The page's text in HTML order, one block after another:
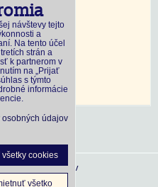
osobných údajov
návštevy tejto
a
Na tento účel
strán a
k partnerom v
na „Prijať
s týmto
informácie
údajov
všetky cookies
všetko